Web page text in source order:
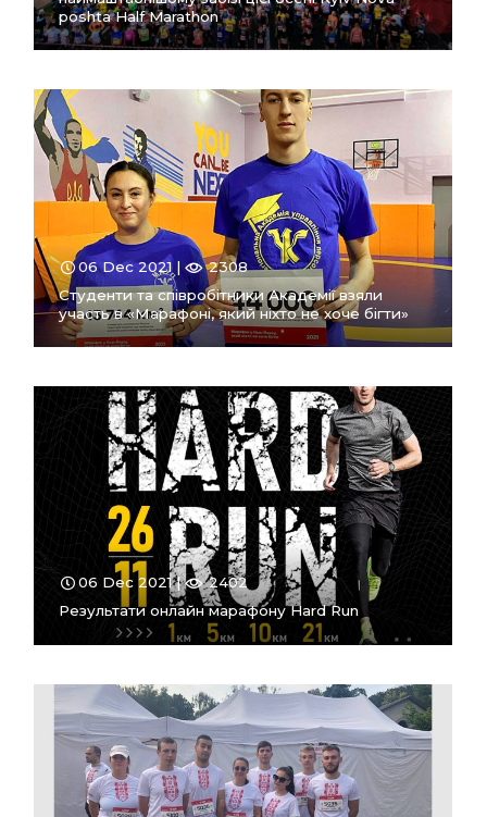
poshta Half Marathon
ПЕРЕЙТИ В РОЗДІЛ
06 Dec 2021 |
2308
Студенти та співробітники Академії взяли
участь в «Марафоні, який ніхто не хоче бігти»
ПЕРЕЙТИВ РОЗДІЛ
06 Dec 2021 |
2402
Результати онлайн марафону Hard Run
ПЕРЕЙТИВ РОЗДІЛ